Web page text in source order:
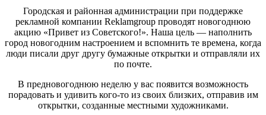
Городская и районная администрации при поддержке
рекламной компании Reklamgroup проводят новогоднюю
акцию «Привет из Советского!». Наша цель — наполнить
город новогодним настроением и вспомнить те времена, когда
люди писали друг другу бумажные открытки и отправляли их
по почте.
В предновогоднюю неделю у вас появится возможность
порадовать и удивить кого-то из своих близких, отправив им
открытки, созданные местными художниками.